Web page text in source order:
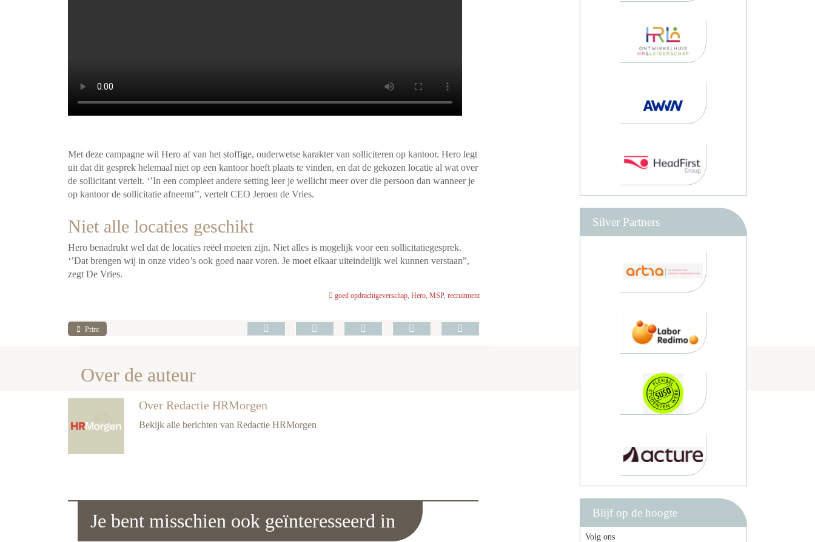
Met deze campagne wil Hero af van het stoffige, ouderwetse karakter van solliciteren op kantoor. Hero legt
uit dat dit gesprek helemaal niet op een kantoor hoeft plaats te vinden, en dat de gekozen locatie al wat over
de sollicitant vertelt. ‘’In een compleet andere setting leer je wellicht meer over die persoon dan wanneer je
op kantoor de sollicitatie afneemt’’, vertelt CEO Jeroen de Vries.
Niet alle locaties geschikt
Hero benadrukt wel dat de locaties reëel moeten zijn. Niet alles is mogelijk voor een sollicitatiegesprek.
‘’Dat brengen wij in onze video’s ook goed naar voren. Je moet elkaar uiteindelijk wel kunnen verstaan”,
zegt De Vries.
goed opdrachtgeverschap ,Hero ,MSP,recruitment
Print
Over de auteur
Over Redactie HRMorgen
Bekijk alle berichten van Redactie HRMorgen
Je bent misschien ook geïnteresseerd in
Silver Partners
Blijf op de hoogte
Volg ons